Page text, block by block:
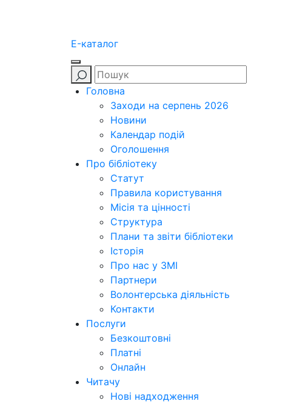
E-каталог
Головна
Заходи на серпень 2026
Новини
Календар подій
Оголошення
Про бібліотеку
Статут
Правила користування
Місія та цінності
Структура
Плани та звіти бібліотеки
Історія
Про нас у ЗМІ
Партнери
Волонтерська діяльність
Контакти
Послуги
Безкоштовні
Платні
Онлайн
Читачу
Нові надходження